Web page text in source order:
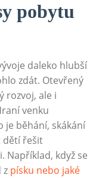
pobytu
daleko hlubší
zdát. Otevřený
rozvoj, ale i
venku
běhání, skákání
dětí řešit
Například, když se
z písku nebo jaké